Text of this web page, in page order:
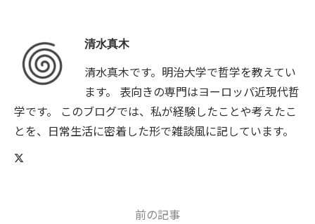
清水真木
清水真木です。明治大学で哲学を教えてい
ます。 表向きの専門はヨーロッパ近現代哲
学です。 このブログでは、私が経験したことや考えたこ
とを、日常生活に密着した形で雑談風に記しています。
前の記事